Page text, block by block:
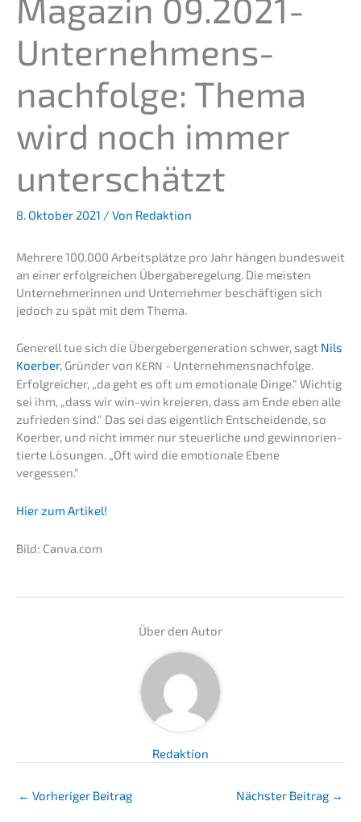
Magazin 09.2021-
Unternehmens­
nachfolge: Thema
wird noch immer
unterschätzt
8. Oktober 2021 / Von Redaktion
Mehre­re 100.000 Arbeits­plät­ze pro Jahr hängen bundes­weit
an einer erfolg­rei­chen Überga­be­re­ge­lung. Die meisten
Unter­neh­me­rin­nen und Unter­neh­mer beschäf­ti­gen sich
jedoch zu spät mit dem Thema.
Generell tue sich die Überge­ber­ge­ne­ra­ti­on schwer, sagt Nils
Koerber, Gründer von KERN - Unternehmens­nachfolge.
Erfolg­rei­cher, „da geht es oft um emotio­na­le Dinge.“ Wichtig
sei ihm, „dass wir win-win kreieren, dass am Ende eben alle
zufrie­den sind.“ Das sei das eigent­lich Entschei­den­de, so
Koerber, und nicht immer nur steuer­li­che und gewinn­ori­en­
tier­te Lösun­gen. „Oft wird die emotio­na­le Ebene
vergessen.“
Hier zum Artikel!
Bild: Canva.com
Über den Autor
Redaktion
← Vorheriger Beitrag Nächster Beitrag →